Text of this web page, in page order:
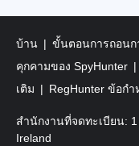
บ้าน ขั้นตอนการถอนก
คุกคามของ SpyHunter
เติม
RegHunter ข้อก
สำนักงานที่จดทะเบียน: 1
Ireland